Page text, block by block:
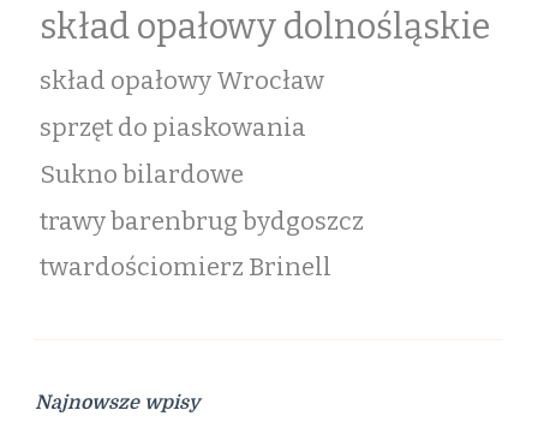
skład opałowy dolnośląskie
skład opałowy Wrocław
sprzęt do piaskowania
Sukno bilardowe
trawy barenbrug bydgoszcz
twardościomierz Brinell
Najnowsze wpisy